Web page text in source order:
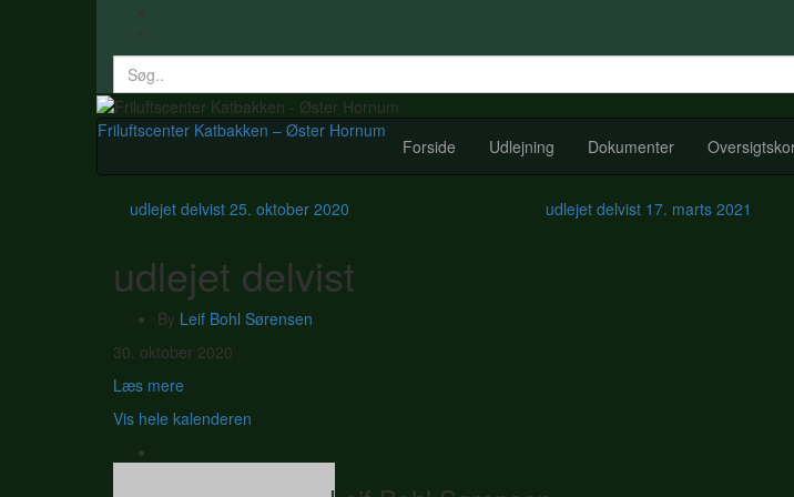
Search
for:
Friluftscenter Katbakken – Øster Hornum
Forside Udlejning Dokumenter
udlejet delvist 25. oktober 2020 udlejet delvist 17. marts 2021
udlejet delvist
By Leif Bohl Sørensen
udlejet
30. oktober 2020
Læs mere
Vis hele kalenderen